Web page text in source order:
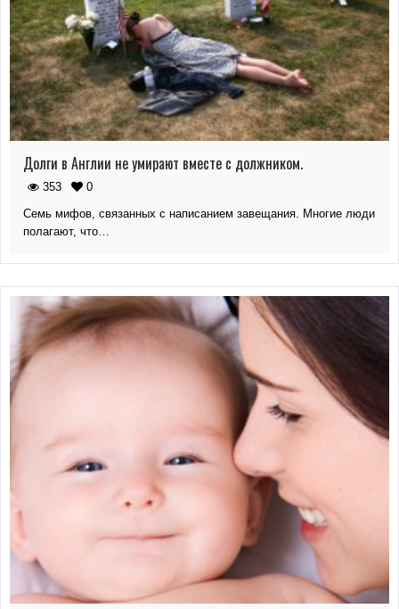
Долги в Англии не умирают вместе с должником.
353
0
Семь мифов, связанных с написанием завещания. Многие люди
полагают, что…